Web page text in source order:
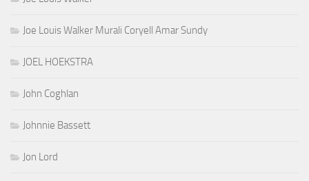
Joe Louis Walker Murali Coryell Amar Sundy
JOEL HOEKSTRA
John Coghlan
Johnnie Bassett
Jon Lord